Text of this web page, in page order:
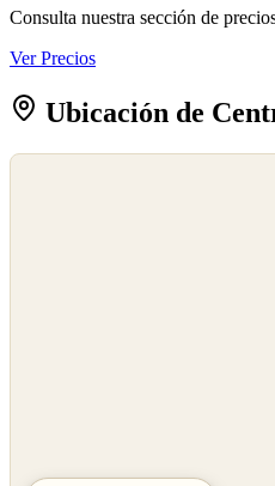
Consulta nuestra sección de
Ver Precios
Ubicación de